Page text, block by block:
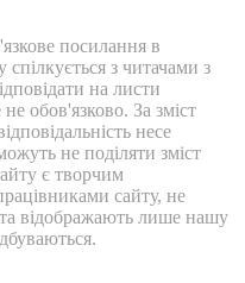
посилання в
з читачами з
на листи
обов'язково. За зміст
несе
не поділяти зміст
є творчим
сайту, не
відображають лише нашу